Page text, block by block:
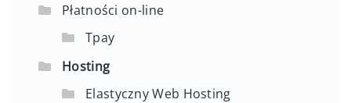
Płatności on-line
Tpay
Hosting
Elastyczny Web Hosting